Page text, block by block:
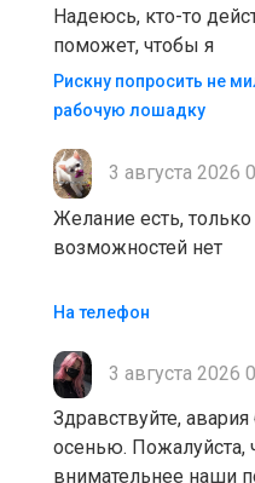
Надеюсь, кто-то
поможет, чтобы я
Рискну попросить не
рабочую лошадку
3 августа 2026
Желание есть, только
На телефон
3 августа 2026
Здравствуйте,
осенью. Пожалуйста,
внимательнее наши